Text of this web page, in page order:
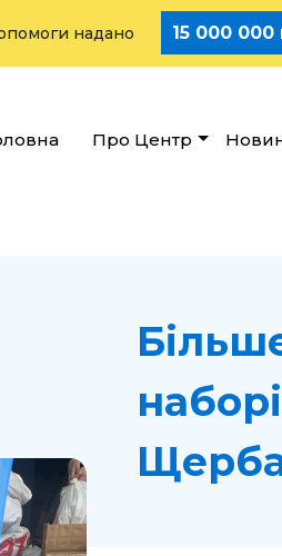
надано 15 000 000 грн.
Про Центр